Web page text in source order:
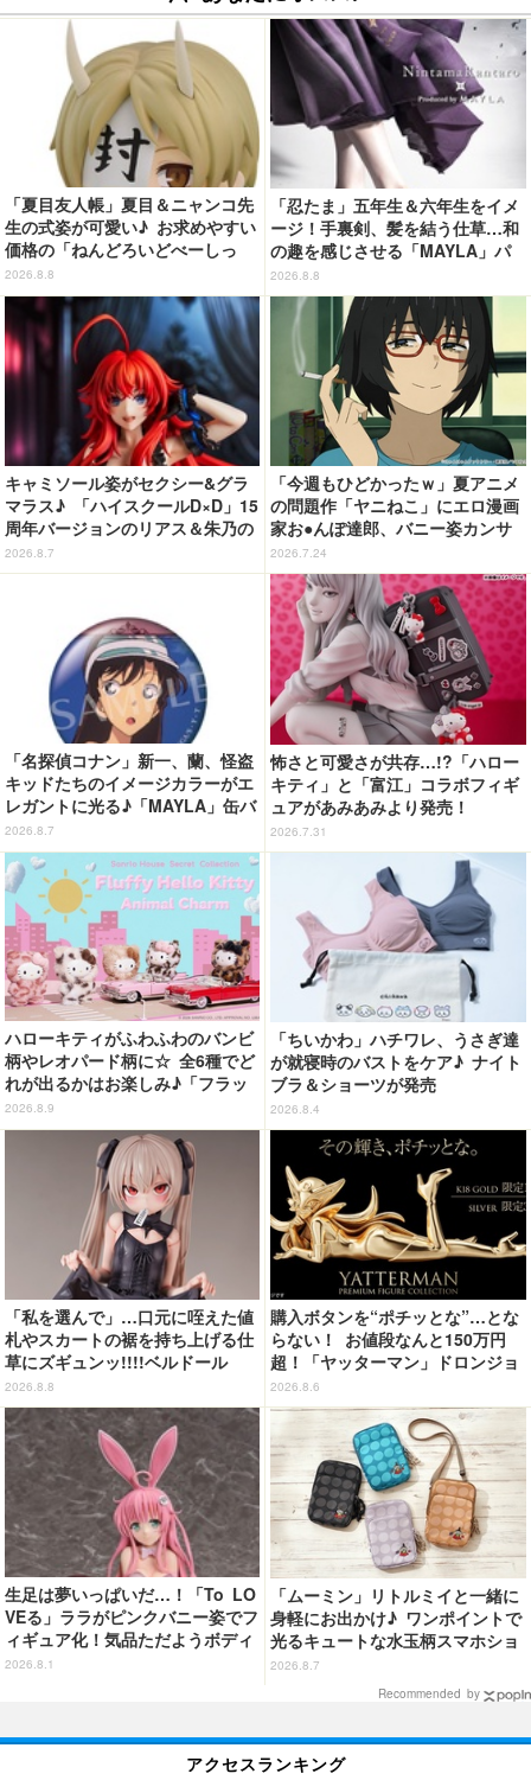
「夏目友人帳」夏目＆ニャンコ先
生の式姿が可愛い♪ お求めやすい
価格の「ねんどろいどべーしっ
く」から登場！ ちんまい二人が
並んだ姿にキュン☆
2026.8.8
「忍たま」五年生＆六年生をイメ
ージ！手裏剣、髪を結う仕草…和
の趣を感じさせる「MAYLA」パ
ンプス
2026.8.8
キャミソール姿がセクシー&グラ
マラス♪ 「ハイスクールD×D」15
周年バージョンのリアス＆朱乃の
フィギュアがリニューアルパッケ
ージで登場！
2026.8.7
「今週もひどかったｗ」夏アニメ
の問題作「ヤニねこ」にエロ漫画
家お●んぽ達郎、バニー姿カンサ
イねこ登場にゃ！ 第4話の衝撃ラ
ストに「ヤバいをどんどん更新し
てる」【ネタバレあり反応まと
め】
2026.7.24
「名探偵コナン」新一、蘭、怪盗
キッドたちのイメージカラーがエ
レガントに光る♪「MAYLA」缶バ
ッジの全種セットがお得に！【3
0％オフセール】
2026.8.7
怖さと可愛さが共存…!?「ハロー
キティ」と「富江」コラボフィギ
ュアがあみあみより発売！
2026.7.31
ハローキティがふわふわのバンビ
柄やレオパード柄に☆ 全6種でど
れが出るかはお楽しみ♪「フラッ
フィーハローキティチャーム」第
2弾登場【8月20日～】
2026.8.9
「ちいかわ」ハチワレ、うさぎ達
が就寝時のバストをケア♪ ナイト
ブラ＆ショーツが発売
2026.8.4
「私を選んで」…口元に咥えた値
札やスカートの裾を持ち上げる仕
草にズギュンッ!!!!ベルドール
「ロゼ」がフィギュアで新登場
2026.8.8
購入ボタンを“ポチッとな”…とな
らない！ お値段なんと150万円
超！「ヤッターマン」ドロンジョ
様が黄金の輝きをまといミニフィ
ギュア化 ヤッターワン&おだてブ
2026.8.6
生足は夢いっぱいだ…！「To LO
VEる」ララがピンクバニー姿でフ
ィギュア化！気品ただようボディ
に注目
2026.8.1
「ムーミン」リトルミイと一緒に
身軽にお出かけ♪ ワンポイントで
光るキュートな水玉柄スマホショ
ルダーが新登場！
2026.8.7
Recommended by
アクセスランキング